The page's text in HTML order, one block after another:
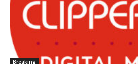
Breaking